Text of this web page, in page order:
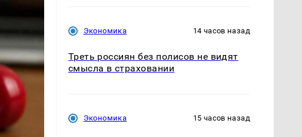
Экономика 14 часов назад
Треть россиян без полисов не видят
смысла в страховании
Экономика 15 часов назад